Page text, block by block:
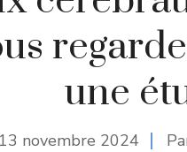
une
13 novembre 2024